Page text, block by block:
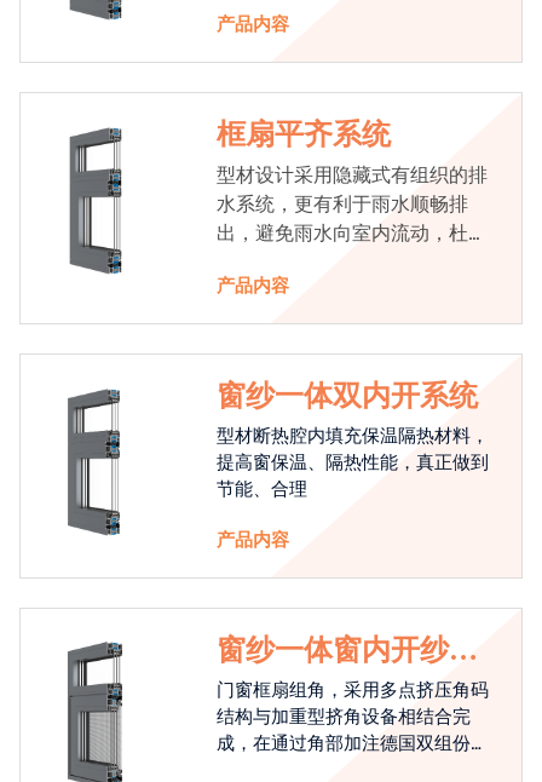
产品内容
框扇平齐系统
型材设计采用隐藏式有组织的排
水系统，更有利于雨水顺畅排
出，避免雨水向室内流动，杜绝
产品内容
窗纱一体双内开系统
型材断热腔内填充保温隔热材料，
提高窗保温、隔热性能，真正做到
节能、合理
产品内容
窗纱一体窗内开纱外
开系统
门窗框扇组角，采用多点挤压角码
结构与加重型挤角设备相结合完
成，在通过角部加注德国双组份胶